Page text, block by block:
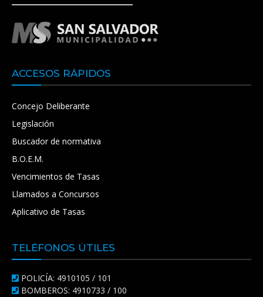
ACCESOS RÁPIDOS
Concejo Deliberante
Legislación
Buscador de normativa
B.O.E.M.
Vencimientos de Tasas
Llamados a Concursos
Aplicativo de Tasas
TELÉFONOS ÚTILES
POLICÍA: 4910105 / 101
BOMBEROS: 4910733 / 100